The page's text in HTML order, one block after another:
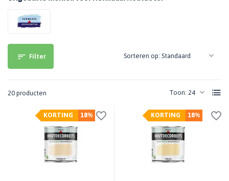
Filter
20 producten Toon:
Sorteren op:
18%
KORTING 18%
KORTING